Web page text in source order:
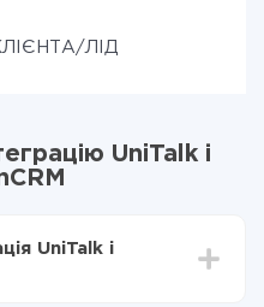
ЛІД
UniTalk і
UniTalk і